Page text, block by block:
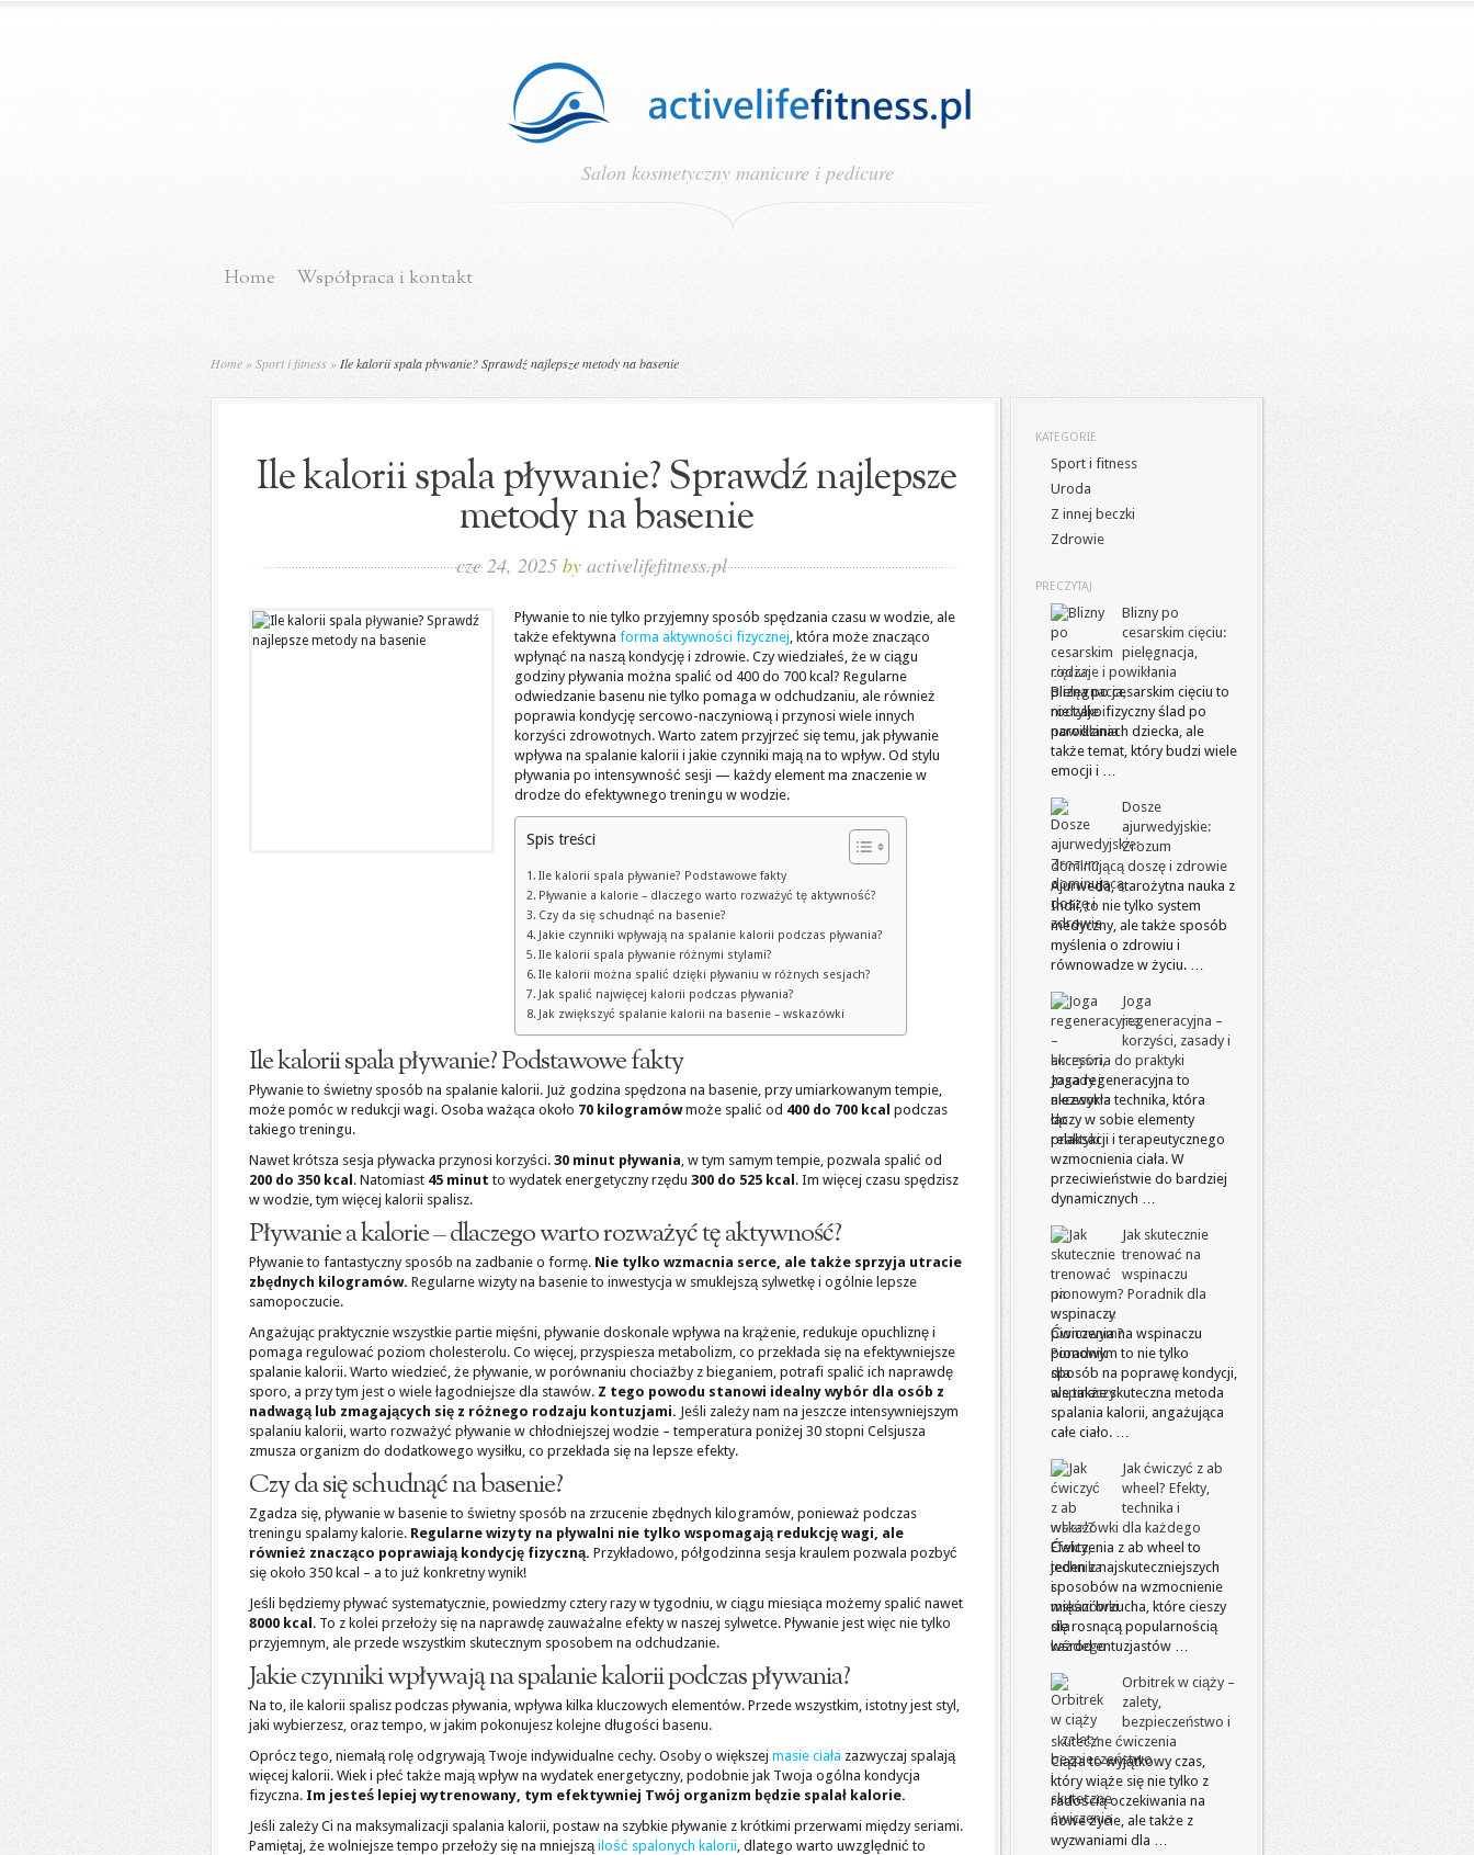
Salon kosmetyczny manicure i pedicure
Home Współpraca i kontakt
Home »Sport i fitness » Ile kalorii spala pływanie? Sprawdź najlepsze metody na basenie
Ile kalorii spala pływanie? Sprawdź najlepsze
metody na basenie
cze 24, 2025 by activelifefitness.pl
Pływanie to nie tylko przyjemny sposób spędzania czasu w wodzie, ale
także efektywna forma aktywności fizycznej, która może znacząco
wpłynąć na naszą kondycję i zdrowie. Czy wiedziałeś, że w ciągu
godziny pływania można spalić od 400 do 700 kcal? Regularne
odwiedzanie basenu nie tylko pomaga w odchudzaniu, ale również
poprawia kondycję sercowo-naczyniową i przynosi wiele innych
korzyści zdrowotnych. Warto zatem przyjrzeć się temu, jak pływanie
wpływa na spalanie kalorii i jakie czynniki mają na to wpływ. Od stylu
pływania po intensywność sesji — każdy element ma znaczenie w
drodze do efektywnego treningu w wodzie.
Spis treści
Ile kalorii spala pływanie? Podstawowe fakty
Pływanie a kalorie – dlaczego warto rozważyć tę aktywność?
Czy da się schudnąć na basenie?
Jakie czynniki wpływają na spalanie kalorii podczas pływania?
Ile kalorii spala pływanie różnymi stylami?
Ile kalorii można spalić dzięki pływaniu w różnych sesjach?
Jak spalić najwięcej kalorii podczas pływania?
Jak zwiększyć spalanie kalorii na basenie – wskazówki
Ile kalorii spala pływanie? Podstawowe fakty
Pływanie to świetny sposób na spalanie kalorii. Już godzina spędzona na basenie, przy umiarkowanym tempie,
może pomóc w redukcji wagi. Osoba ważąca około 70 kilogramówmoże spalić od 400 do 700 kcal podczas
takiego treningu.
Nawet krótsza sesja pływacka przynosi korzyści. 30 minut pływania, w tym samym tempie, pozwala spalić od
200 do 350 kcal . Natomiast 45 minut to wydatek energetyczny rzędu 300 do 525 kcal . Im więcej czasu spędzisz
w wodzie, tym więcej kalorii spalisz.
Pływanie a kalorie – dlaczego warto rozważyć tę aktywność?
Pływanie to fantastyczny sposób na zadbanie o formę. Nie tylko wzmacnia serce, ale także sprzyja utracie
zbędnych kilogramów. Regularne wizyty na basenie to inwestycja w smuklejszą sylwetkę i ogólnie lepsze
samopoczucie.
Angażując praktycznie wszystkie partie mięśni, pływanie doskonale wpływa na krążenie, redukuje opuchliznę i
pomaga regulować poziom cholesterolu. Co więcej, przyspiesza metabolizm, co przekłada się na efektywniejsze
spalanie kalorii. Warto wiedzieć, że pływanie, w porównaniu chociażby z bieganiem, potrafi spalić ich naprawdę
sporo, a przy tym jest o wiele łagodniejsze dla stawów. Z tego powodu stanowi idealny wybór dla osób z
nadwagą lub zmagających się z różnego rodzaju kontuzjami. Jeśli zależy nam na jeszcze intensywniejszym
spalaniu kalorii, warto rozważyć pływanie w chłodniejszej wodzie – temperatura poniżej 30 stopni Celsjusza
zmusza organizm do dodatkowego wysiłku, co przekłada się na lepsze efekty.
Czy da się schudnąć na basenie?
Zgadza się, pływanie w basenie to świetny sposób na zrzucenie zbędnych kilogramów, ponieważ podczas
treningu spalamy kalorie. Regularne wizyty na pływalni nie tylko wspomagają redukcję wagi, ale
również znacząco poprawiają kondycję fizyczną. Przykładowo, półgodzinna sesja kraulem pozwala pozbyć
się około 350 kcal – a to już konkretny wynik!
Jeśli będziemy pływać systematycznie, powiedzmy cztery razy w tygodniu, w ciągu miesiąca możemy spalić nawet
8000 kcal . To z kolei przełoży się na naprawdę zauważalne efekty w naszej sylwetce. Pływanie jest więc nie tylko
przyjemnym, ale przede wszystkim skutecznym sposobem na odchudzanie.
Jakie czynniki wpływają na spalanie kalorii podczas pływania?
Na to, ile kalorii spalisz podczas pływania, wpływa kilka kluczowych elementów. Przede wszystkim, istotny jest styl,
jaki wybierzesz, oraz tempo, w jakim pokonujesz kolejne długości basenu.
Oprócz tego, niemałą rolę odgrywają Twoje indywidualne cechy. Osoby o większej masie ciała zazwyczaj spalają
więcej kalorii. Wiek i płeć także mają wpływ na wydatek energetyczny, podobnie jak Twoja ogólna kondycja
fizyczna. Im jesteś lepiej wytrenowany, tym efektywniej Twój organizm będzie spalał kalorie.
Jeśli zależy Ci na maksymalizacji spalania kalorii, postaw na szybkie pływanie z krótkimi przerwami między seriami.
Pamiętaj, że wolniejsze tempo przełoży się na mniejsząilość spalonych kalorii, dlatego warto uwzględnić to
KATEGORIE
Sport i fitness
Uroda
Z innej beczki
Zdrowie
PRECZYTAJ
Blizny po
cesarskim cięciu:
pielęgnacja,
rodzaje i powikłania
Blizna po cesarskim cięciu to
nie tylko fizyczny ślad po
narodzinach dziecka, ale
także temat, który budzi wiele
emocji i …
Dosze
ajurwedyjskie:
Zrozum
dominującą doszę i zdrowie
Ajurweda, starożytna nauka z
Indii, to nie tylko system
medyczny, ale także sposób
myślenia o zdrowiu i
równowadze w życiu. …
Joga
regeneracyjna –
korzyści, zasady i
akcesoria do praktyki
Joga regeneracyjna to
niezwykła technika, która
łączy w sobie elementy
relaksacji i terapeutycznego
wzmocnienia ciała. W
przeciwieństwie do bardziej
dynamicznych …
Jak skutecznie
trenować na
wspinaczu
pionowym? Poradnik dla
wspinaczy
Ćwiczenia na wspinaczu
pionowym to nie tylko
sposób na poprawę kondycji,
ale także skuteczna metoda
spalania kalorii, angażująca
całe ciało. …
Jak ćwiczyć z ab
wheel? Efekty,
technika i
wskazówki dla każdego
Ćwiczenia z ab wheel to
jeden z najskuteczniejszych
sposobów na wzmocnienie
mięśni brzucha, które cieszy
się rosnącą popularnością
wśród entuzjastów …
Orbitrek w ciąży –
zalety,
bezpieczeństwo i
skuteczne ćwiczenia
Ciąża to wyjątkowy czas,
który wiąże się nie tylko z
radością oczekiwania na
nowe życie, ale także z
wyzwaniami dla …